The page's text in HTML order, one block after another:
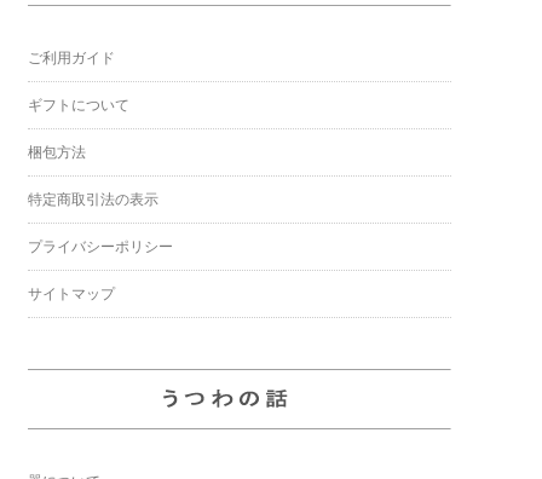
ご利用ガイド
ギフトについて
梱包方法
特定商取引法の表示
プライバシーポリシー
サイトマップ